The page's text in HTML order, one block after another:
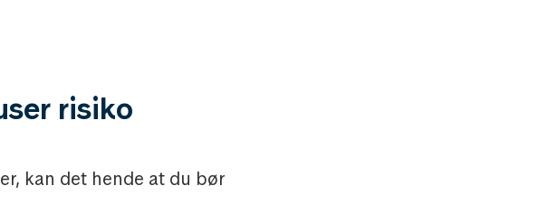
risiko
kan det hende at du bør